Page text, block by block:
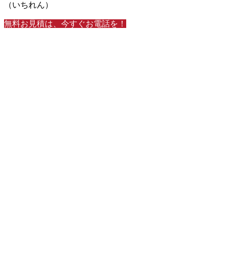
（いちれん）
無料お見積は、今すぐお電話を！